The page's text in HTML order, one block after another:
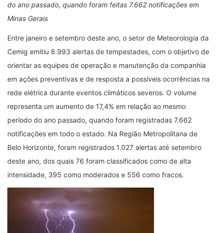
do ano passado, quando foram feitas 7.662 notificações em
Minas Gerais
Entre janeiro e setembro deste ano, o setor de Meteorologia da
Cemig emitiu 8.993 alertas de tempestades, com o objetivo de
orientar as equipes de operação e manutenção da companhia
em ações preventivas e de resposta a possíveis ocorrências na
rede elétrica durante eventos climáticos severos. O volume
representa um aumento de 17,4% em relação ao mesmo
período do ano passado, quando foram registradas 7.662
notificações em todo o estado. Na Região Metropolitana de
Belo Horizonte, foram registrados 1.027 alertas até setembro
deste ano, dos quais 76 foram classificados como de alta
intensidade, 395 como moderados e 556 como fracos.